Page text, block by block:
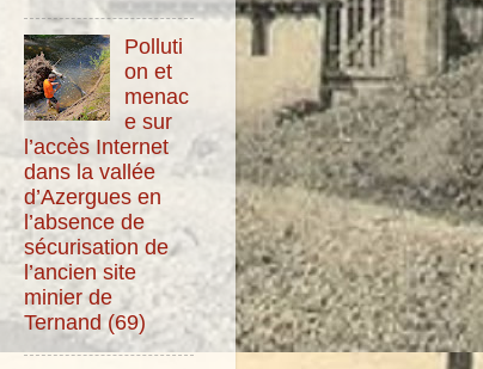
Polluti
on et
menac
e sur
l’accès Internet
dans la vallée
d’Azergues en
l’absence de
sécurisation de
l’ancien site
minier de
Ternand (69)